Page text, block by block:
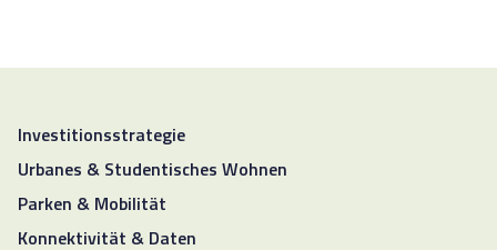
Investitionsstrategie
Urbanes & Studentisches Wohnen
Parken & Mobilität
Konnektivität & Daten